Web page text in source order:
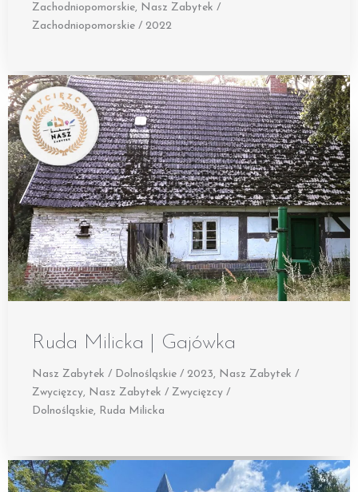
Zachodniopomorskie, Nasz Zabytek /
Zachodniopomorskie / 2022
Ruda Milicka | Gajówka
Nasz Zabytek / Dolnośląskie / 2023, Nasz Zabytek /
Zwycięzcy, Nasz Zabytek / Zwycięzcy /
Dolnośląskie, Ruda Milicka